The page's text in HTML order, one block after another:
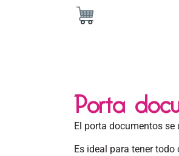
Porta
El porta documentos se
Es ideal para tener